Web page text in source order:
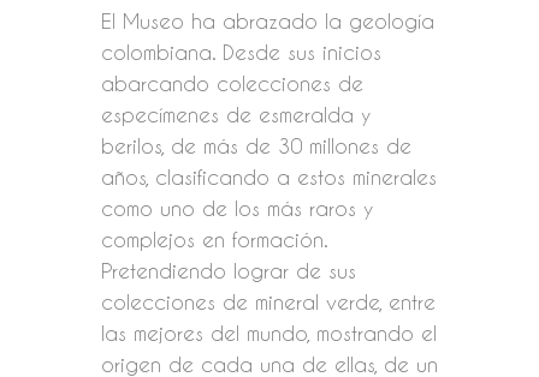
El Museo ha abrazado la geología
colombiana. Desde sus inicios
abarcando colecciones de
especímenes de esmeralda y
berilos, de más de 30 millones de
años, clasificando a estos minerales
como uno de los más raros y
complejos en formación.
Pretendiendo lograr de sus
colecciones de mineral verde, entre
las mejores del mundo, mostrando el
origen de cada una de ellas, de un